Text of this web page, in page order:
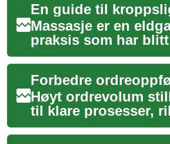
Massasje er en
praksis som har
i årtusener for sine
fordeler for både
sinn. F...
Høyt ordrevolum
til klare prosesser,
verktøy og
sourcing,